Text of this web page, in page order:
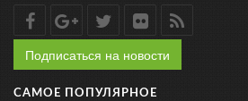
Подписаться на новости
САМОЕ ПОПУЛЯРНОЕ